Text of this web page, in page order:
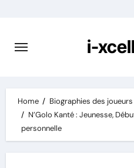
content
i-
Home
Biographies des joueurs
N’Golo Kanté : Jeunesse,
personnelle